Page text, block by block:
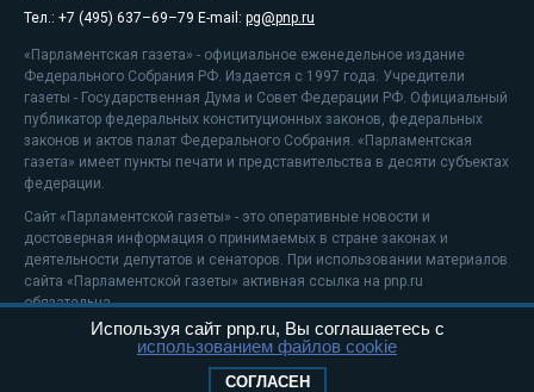
Тел.: +7 (495) 637–69–79 E-mail: pg@pnp.ru
«Парламентская газета» - официальное еженедельное издание
Федерального Собрания РФ. Издается с 1997 года. Учредители
газеты - Государственная Дума и Совет Федерации РФ. Официальный
публикатор федеральных конституционных законов, федеральных
законов и актов палат Федерального Собрания. «Парламентская
газета» имеет пункты печати и представительства в десяти субъектах
федерации.
Сайт «Парламентской газеты» - это оперативные новости и
достоверная информация о принимаемых в стране законах и
деятельности депутатов и сенаторов. При использовании материалов
сайта «Парламентской газеты» активная ссылка на pnp.ru
обязательна.
На информационном ресурсе применяютсярекомендательные
Положение о защите персональных данных
Используя сайт pnp.ru, Вы соглашаетесь с
использованием файлов cookie
СОГЛАСЕН